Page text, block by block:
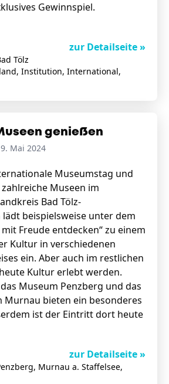
Gewinnspiel.
zur Detailseite »
Tölz
Institution, International,
genießen
Mai 2024
Museumstag und
Museen im
Bad Tölz-
beispielsweise unter dem
Freude entdecken“ zu einem
Kultur in verschiedenen
ein. Aber auch im restlichen
Kultur erlebt werden.
Museum Penzberg und das
Murnau bieten ein besonderes
ist der Eintritt dort heute
zur Detailseite »
Murnau a. Staffelsee,